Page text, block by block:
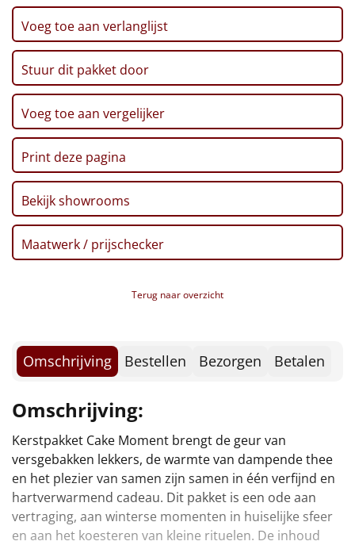
Uniek
Alle thema's
Artikel
Hitster NIEUW
Pizzarette
Tas
Wake up light
Slowcooker POPULAIR
Deken (fleece plaid)
Alle artikelen
Overige
Ideeën
Honing, 30 gr
Fletcher hotels voordeelvoucher
Verpakt in een feestelijke kerstdoos, 39 x 29 x 12,6
cm
Voeg toe aan verlanglijst
Stuur dit pakket door
Voeg toe aan vergelijker
Print deze pagina
Bekijk showrooms
Maatwerk / prijschecker
Terug naar overzicht
Omschrijving Bestellen Bezorgen Betalen
Omschrijving:
Kerstpakket Cake Moment brengt de geur van
versgebakken lekkers, de warmte van dampende thee
en het plezier van samen zijn samen in één verfijnd en
hartverwarmend cadeau. Dit pakket is een ode aan
vertraging, aan winterse momenten in huiselijke sfeer
en aan het koesteren van kleine rituelen. De inhoud
nodigt uit tot bakken, proeven en het delen van